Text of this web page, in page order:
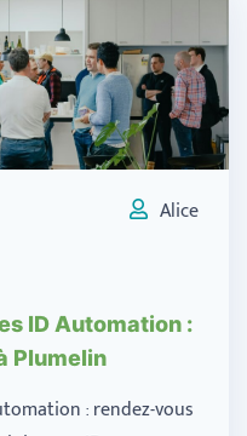
Alice
ID Automation :
Plumelin
: rendez-vous